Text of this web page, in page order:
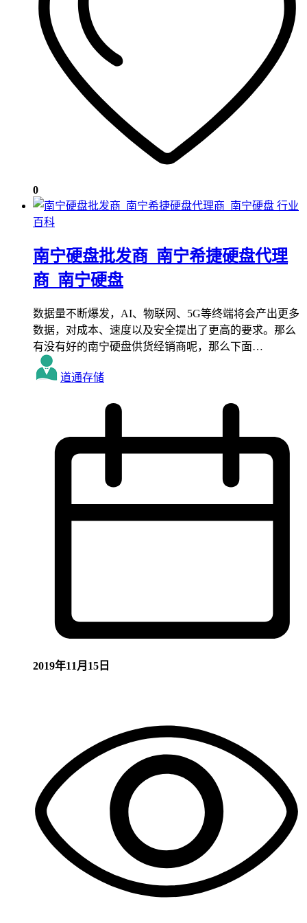
0
行业
百科
南宁硬盘批发商_南宁希捷硬盘代理
商_南宁硬盘
数据量不断爆发，AI、物联网、5G等终端将会产出更多
数据，对成本、速度以及安全提出了更高的要求。那么
有没有好的南宁硬盘供货经销商呢，那么下面…
道通存储
2019年11月15日